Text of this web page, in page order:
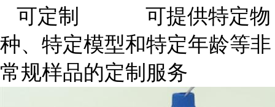
可定制 可提供特定物
种、特定模型和特定年龄等非
常规样品的定制服务